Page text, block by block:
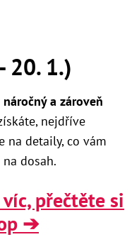
20. 1.)
náročný a zároveň
nejdříve
na detaily, co vám
dosah.
přečtěte si
➔